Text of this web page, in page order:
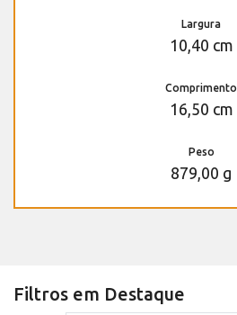
Largura
10,40 cm
Comprimento
16,50 cm
Peso
879,00 g
Filtros em Destaque